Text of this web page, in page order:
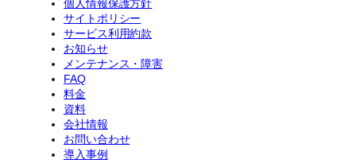
個人情報保護方針
サイトポリシー
サービス利用約款
お知らせ
メンテナンス・障害
FAQ
料金
資料
会社情報
お問い合わせ
導入事例